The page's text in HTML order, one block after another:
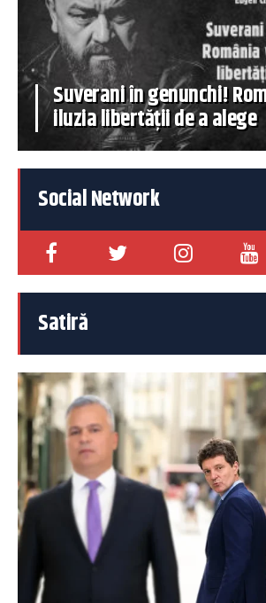
Suverani în genunchi!
iluzia libertății de a alege
Social Network
Satiră